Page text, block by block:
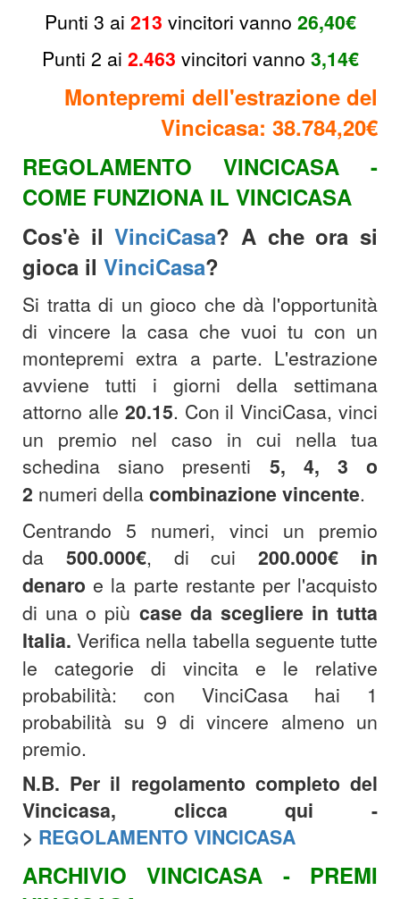
Punti 3 ai 213 vincitori vanno 26,40€
Punti 2 ai 2.463 vincitori vanno 3,14€
Montepremi dell'estrazione del
Vincicasa: 38.784,20€
REGOLAMENTO VINCICASA -
COME FUNZIONA IL VINCICASA
Cos'è ilVinciCasa? A che ora si
gioca il VinciCasa?
Si tratta di un gioco che dà l'opportunità
di vincere la casa che vuoi tu con un
montepremi extra a parte. L'estrazione
avviene tutti i giorni della settimana
attorno alle 20.15. Con il VinciCasa, vinci
un premio nel caso in cui nella tua
schedina siano presenti 5, 4, 3 o
2 numeri della combinazionevincente.
Centrando 5 numeri, vinci un premio
da 500.000€, di cui200.000€
in
denaroe la parte restante per l'acquisto
di una o più case da scegliere in tutta
Italia.Verifica nella tabella seguente tutte
le categorie di vincita e le relative
probabilità: con VinciCasa hai 1
probabilità su 9 di vincere almeno un
premio.
N.B. Per il regolamento completo del
Vincicasa, clicca qui -
> REGOLAMENTO VINCICASA
ARCHIVIO VINCICASA - PREMI